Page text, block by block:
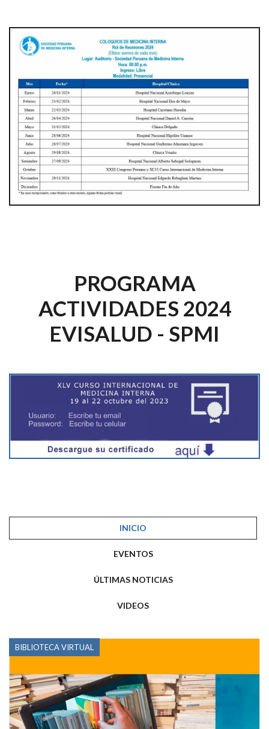
PROGRAMA
ACTIVIDADES 2024
EVISALUD - SPMI
INICIO
EVENTOS
ÚLTIMAS NOTICIAS
VIDEOS
BIBLIOTECA VIRTUAL